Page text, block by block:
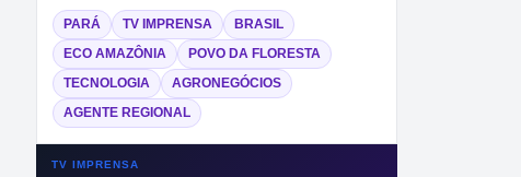
PARÁ TV IMPRENSA BRASIL
ECO AMAZÔNIA POVO DA FLORESTA
TECNOLOGIA AGRONEGÓCIOS
AGENTE REGIONAL
TV IMPRENSA